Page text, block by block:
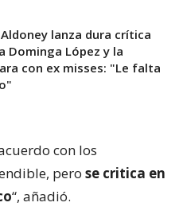
lanza dura crítica
Dominga López y la
con ex misses: "Le falta
con los
pero se critica en
“, añadió.